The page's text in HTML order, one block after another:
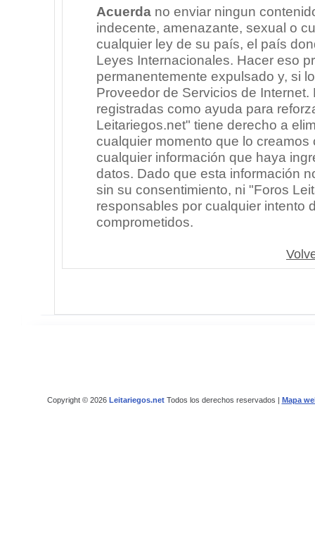
Acuerdano enviar ningun
indecente, amenazante, sexual o
cualquier ley de su país, el país
Leyes Internacionales. Hacer eso
permanentemente expulsado y, si
Proveedor de Servicios de
registradas como ayuda para
Leitariegos.net" tiene derecho a
cualquier momento que lo
cualquier información que haya
datos. Dado que esta información
sin su consentimiento, ni "Foros
responsables por cualquier intento
comprometidos.
Copyright © 2026 Leitariegos.netTodos los derechos reservados | Mapa